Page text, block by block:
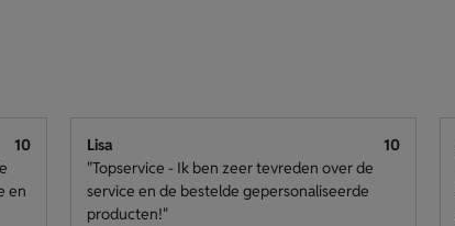
10
en
Lisa
10
"Topservice - Ik ben zeer tevreden over de
service en de bestelde gepersonaliseerde
producten!"